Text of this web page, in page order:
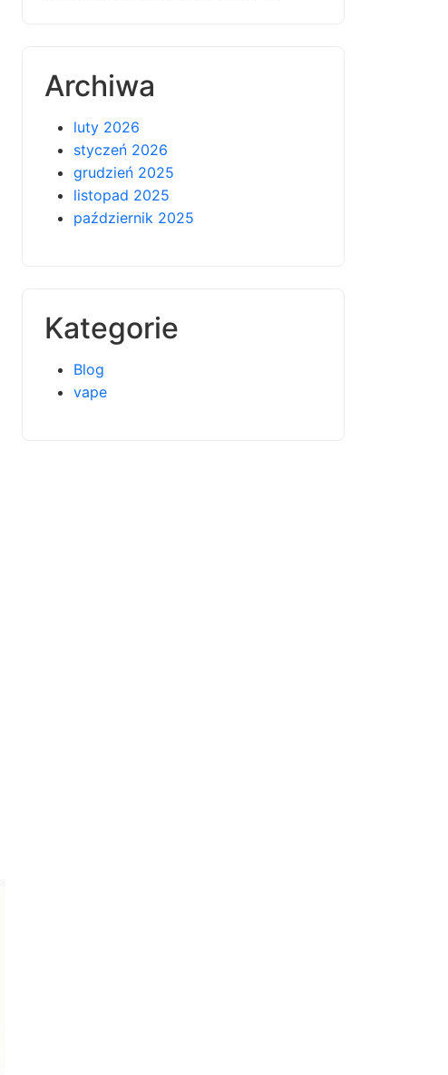
Archiwa
luty 2026
styczeń 2026
grudzień 2025
listopad 2025
październik 2025
Kategorie
Blog
vape